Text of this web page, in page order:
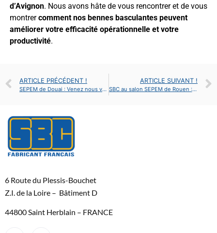
d’Avignon. Nous avons hâte de vous rencontrer et de vous
montrercomment nos bennes basculantes peuvent
améliorer votre efficacité opérationnelle et votre
productivité.
ARTICLE PRÉCÉDENT !
SEPEM de Douai : Venez nous voir
ARTICLE SUIVANT !
SBC au salon SEPEM de Rouen : Stand A2, HALL 2
6 Route du Plessis-Bouchet
Z.I. de la Loire – Bâtiment D
44800 Saint Herblain – FRANCE